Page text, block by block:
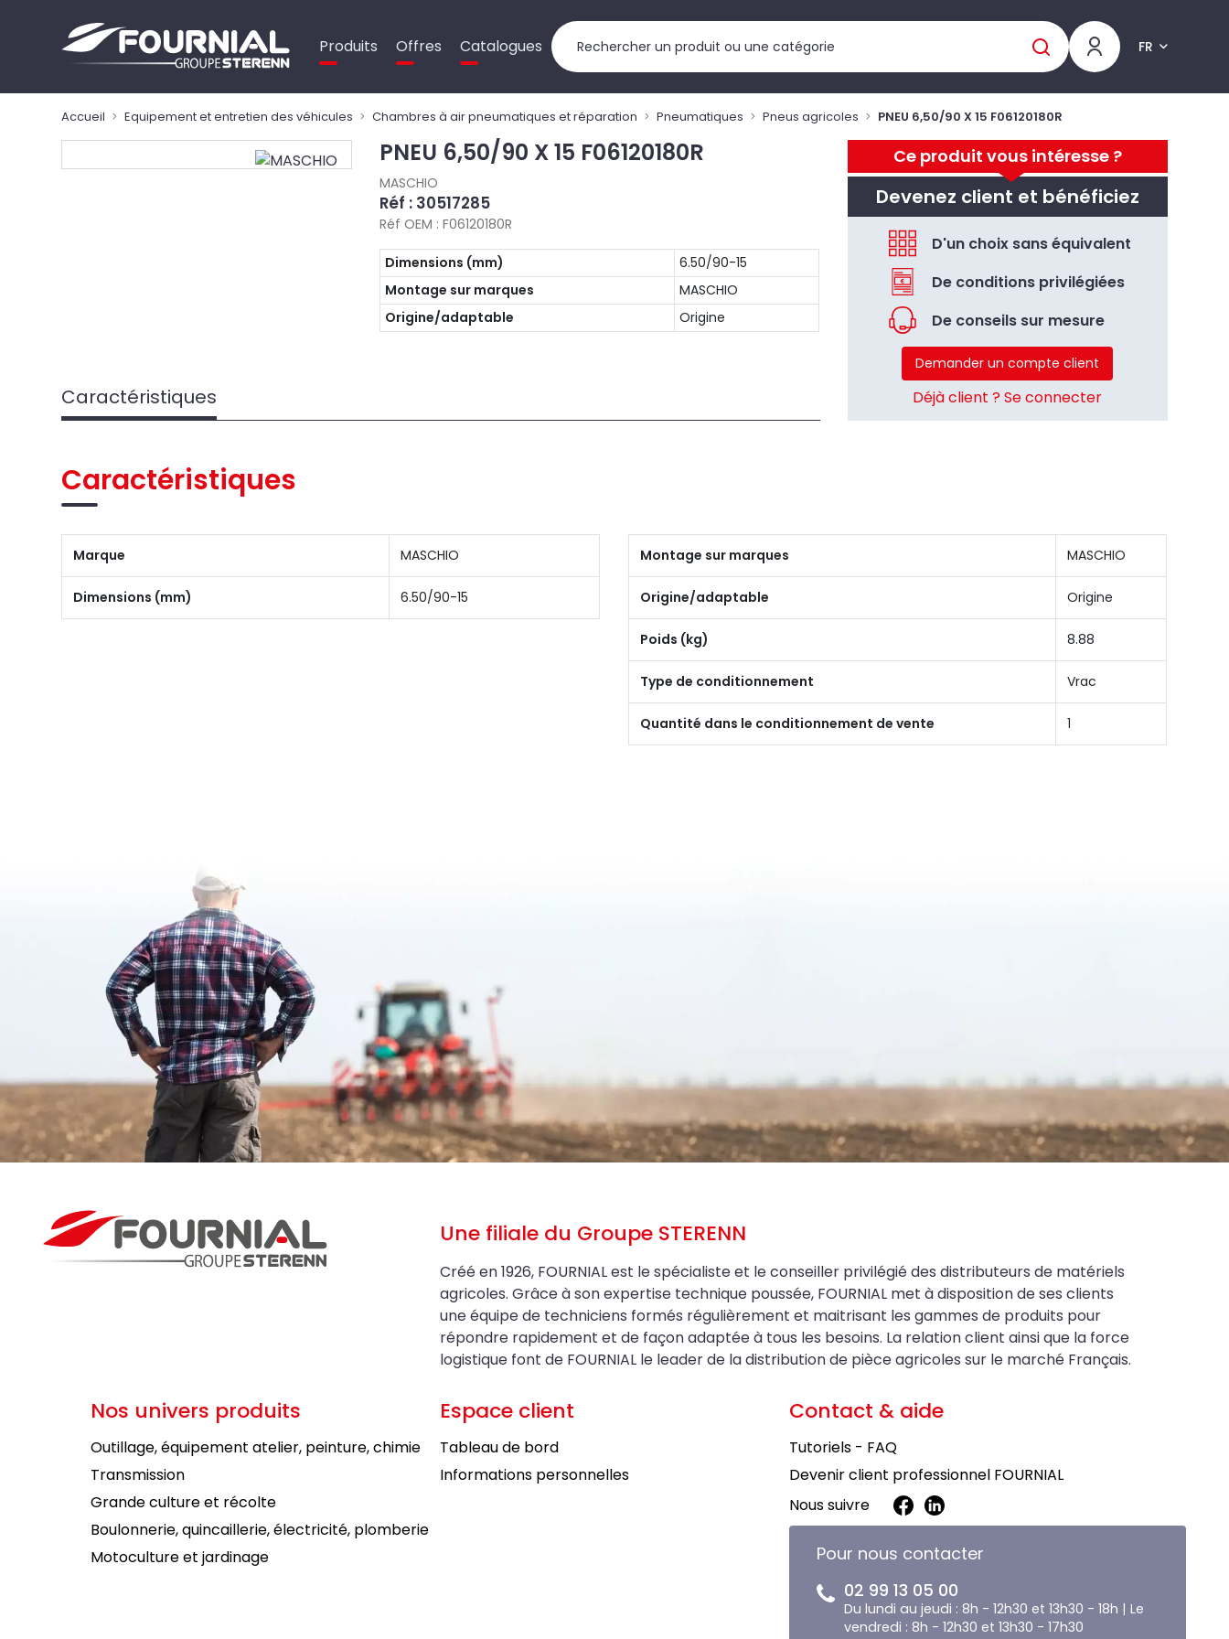
Produits Offres Catalogues FR
Accueil Equipement et entretien des véhicules Chambres à air pneumatiques et réparation Pneumatiques Pneus agricoles PNEU 6,50/90 X 15 F06120180R
Ce produit vous intéresse ?
Devenez client et bénéficiez
D'un choix sans équivalent
De conditions privilégiées
De conseils sur mesure
Demander un compte client
Déjà client ? Se connecter
PNEU 6,50/90 X 15 F06120180R
MASCHIO
Réf : 30517285
Réf OEM : F06120180R
Dimensions (mm)
6.50/90-15
Montage sur marques
MASCHIO
Origine/adaptable
Origine
Caractéristiques
Caractéristiques
Marque MASCHIO
Dimensions (mm) 6.50/90-15
Montage sur marques MASCHIO
Origine/adaptable Origine
Poids (kg) 8.88
Type de conditionnement Vrac
Quantité dans le conditionnement de vente 1
Une filiale du Groupe STERENN
Créé en 1926, FOURNIAL est le spécialiste et le conseiller privilégié des distributeurs de matériels
agricoles. Grâce à son expertise technique poussée, FOURNIAL met à disposition de ses clients
une équipe de techniciens formés régulièrement et maitrisant les gammes de produits pour
répondre rapidement et de façon adaptée à tous les besoins. La relation client ainsi que la force
logistique font de FOURNIAL le leader de la distribution de pièce agricoles sur le marché Français.
Nos univers produits
Outillage, équipement atelier, peinture, chimie
Transmission
Grande culture et récolte
Boulonnerie, quincaillerie, électricité, plomberie
Motoculture et jardinage
Espace client
Tableau de bord
Informations personnelles
Contact & aide
Tutoriels - FAQ
Devenir client professionnel FOURNIAL
Nous suivre
Pour nous contacter
02 99 13 05 00
Du lundi au jeudi : 8h - 12h30 et 13h30 - 18h | Le
vendredi : 8h - 12h30 et 13h30 - 17h30